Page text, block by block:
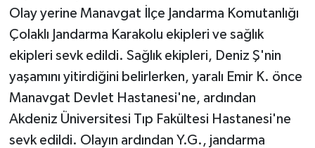
Olay yerine Manavgat İlçe Jandarma Komutanlığı
Çolaklı Jandarma Karakolu ekipleri ve sağlık
ekipleri sevk edildi. Sağlık ekipleri, Deniz Ş'nin
yaşamını yitirdiğini belirlerken, yaralı Emir K. önce
Manavgat Devlet Hastanesi'ne, ardından
Akdeniz Üniversitesi Tıp Fakültesi Hastanesi'ne
sevk edildi. Olayın ardından Y.G., jandarma